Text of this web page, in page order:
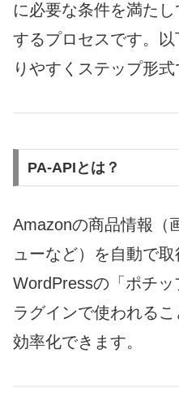
に必要な条件を満た
するプロセスです。
りやすくステップ形
PA-APIとは？
Amazonの商品情報（
ューなど）を自動で取
WordPressの「ポチ
ラグインで使われる
効率化できます。